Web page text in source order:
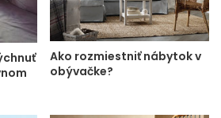
Ako rozmiestniť nábytok v
obývačke?